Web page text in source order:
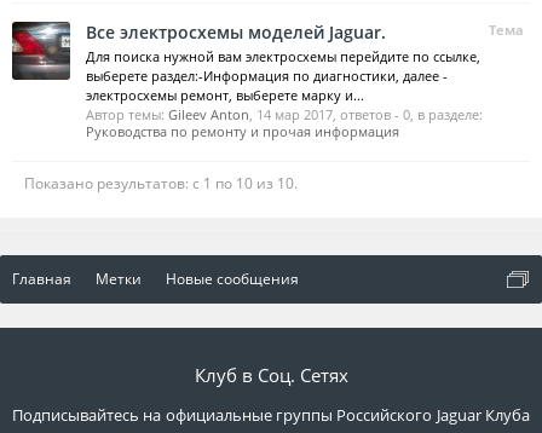
Тема
Все электросхемы моделей Jaguar.
Для поиска нужной вам электросхемы перейдите по ссылке,
выберете раздел:-Информация по диагностики, далее -
электросхемы ремонт, выберете марку и...
Автор темы: Gileev Anton, 14 мар 2017, ответов - 0, в разделе:
Руководства по ремонту и прочая информация
Показано результатов: с 1 по 10 из 10.
Главная Метки Новые сообщения
Клуб в Соц. Сетях
Подписывайтесь на официальные группы Российского Jaguar Клуба